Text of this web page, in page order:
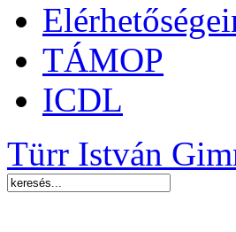
TÁMOP
ICDL
Türr István